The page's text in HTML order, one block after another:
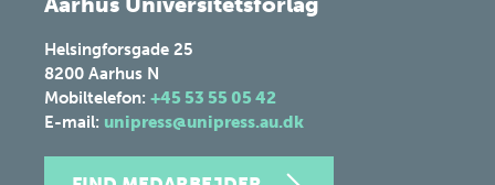
Helsingforsgade 25
8200 Aarhus N
Mobiltelefon: +45 53 55 05 42
E-mail: unipress@unipress.au.dk